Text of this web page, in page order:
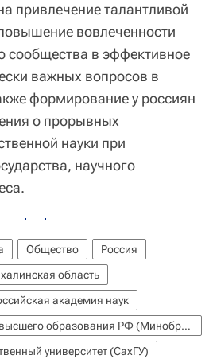
привлечение талантливой
вовлеченности
сообщества в эффективное
важных вопросов в
формирование у россиян
о прорывных
науки при
научного
Общество
Россия
область
академия наук
Министерство науки и высшего образования РФ (Минобрнауки России)
университет (СахГУ)